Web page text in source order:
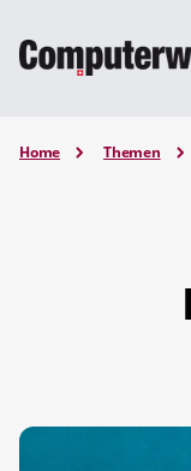
Home Themen